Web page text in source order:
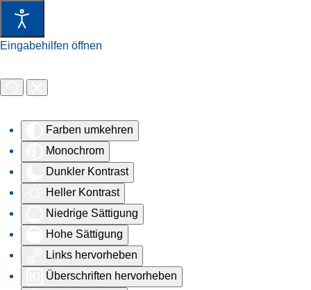
Eingabehilfen öffnen
Farben umkehren
Monochrom
Dunkler Kontrast
Heller Kontrast
Niedrige Sättigung
Hohe Sättigung
Links hervorheben
Überschriften hervorheben